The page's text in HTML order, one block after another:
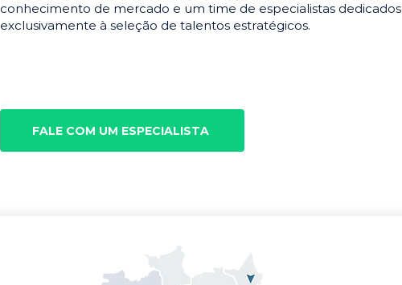
conhecimento de mercado e um time de especialistas dedicados
exclusivamente à seleção de talentos estratégicos.
FALE COM UM ESPECIALISTA